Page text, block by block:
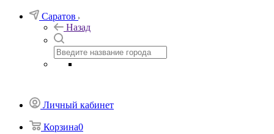
Саратов
Назад
Личный кабинет
Корзина0